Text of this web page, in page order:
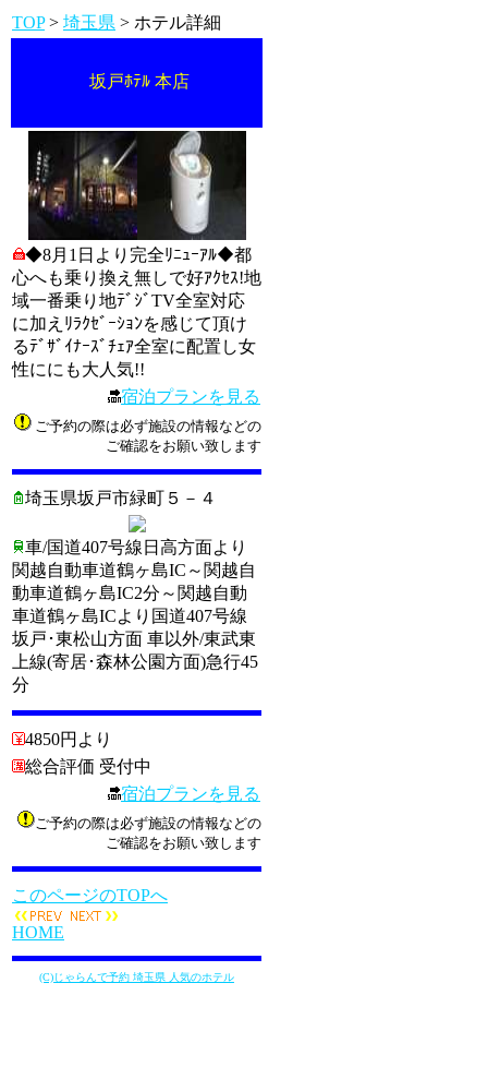
TOP> 埼玉県 > ホテル詳細
坂戸ﾎﾃﾙ 本店
◆8月1日より完全ﾘﾆｭｰｱﾙ◆都
心へも乗り換え無しで好ｱｸｾｽ!地
域一番乗り地ﾃﾞｼﾞTV全室対応
に加えﾘﾗｸｾﾞｰｼｮﾝを感じて頂け
るﾃﾞｻﾞｲﾅｰｽﾞﾁｪｱ全室に配置し女
性ににも大人気!!
宿泊プランを見る
ご予約の際は必ず施設の情報などの
ご確認をお願い致します
埼玉県坂戸市緑町５－４
車/国道407号線日高方面より
関越自動車道鶴ヶ島IC～関越自
動車道鶴ヶ島IC2分～関越自動
車道鶴ヶ島ICより国道407号線
坂戸･東松山方面 車以外/東武東
上線(寄居･森林公園方面)急行45
分
4850円より
総合評価 受付中
宿泊プランを見る
ご予約の際は必ず施設の情報などの
ご確認をお願い致します
このページのTOPへ
HOME
(C)じゃらんで予約 埼玉県 人気のホテル